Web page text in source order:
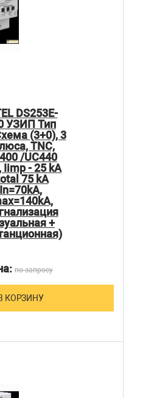
DS253E-
УЗИП Тип
(3+0), 3
TNC,
/UC440
Iimp - 25 kA
75 kA
In=70kA,
+
по запросу
КОРЗИНУ